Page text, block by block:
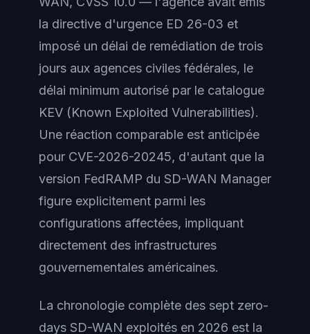
la directive d'urgence ED 26-03 et
imposé un délai de remédiation de trois
jours aux agences civiles fédérales, le
délai minimum autorisé par le catalogue
KEV (Known Exploited Vulnerabilities).
Une réaction comparable est anticipée
pour CVE-2026-20245, d'autant que la
version FedRAMP du SD-WAN Manager
figure explicitement parmi les
configurations affectées, impliquant
directement des infrastructures
gouvernementales américaines.
La chronologie complète des sept zero-
days SD-WAN exploités en 2026 est la